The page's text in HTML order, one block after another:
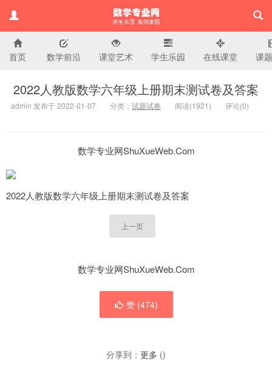
小学数学专业网
首页 数学前沿 课堂艺术 学生乐园 在线课堂 课
2022人教版数学六年级上册期末测试卷及答案
admin 发布于 2022-01-07 分类： 试题试卷 阅读(1921) 评论(0)
数学专业网ShuXueWeb.Com
2022人教版数学六年级上册期末测试卷及答案
上一页
数学专业网ShuXueWeb.Com
赞 (474)
分享到： 更多 ()